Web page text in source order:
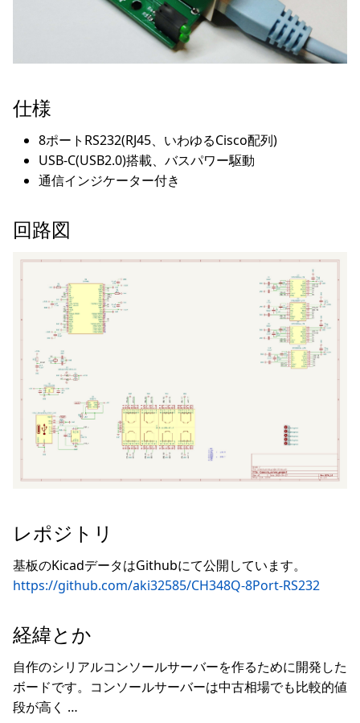
仕様
8ポートRS232(RJ45、いわゆるCisco配列)
USB-C(USB2.0)搭載、バスパワー駆動
通信インジケーター付き
回路図
レポジトリ
基板のKicadデータはGithubにて公開しています。
https://github.com/aki32585/CH348Q-8Port-RS232
経緯とか
自作のシリアルコンソールサーバーを作るために開発した
ボードです。コンソールサーバーは中古相場でも比較的値
段が高く …